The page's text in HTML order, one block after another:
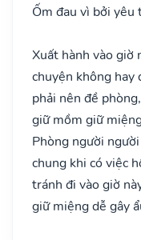
Ốm đau vì bởi
Xuất hành vào giờ
chuyện không hay
phải nên đề
giữ mồm giữ
Phòng người
chung khi có việc
tránh đi vào giờ
giữ miệng dễ gây